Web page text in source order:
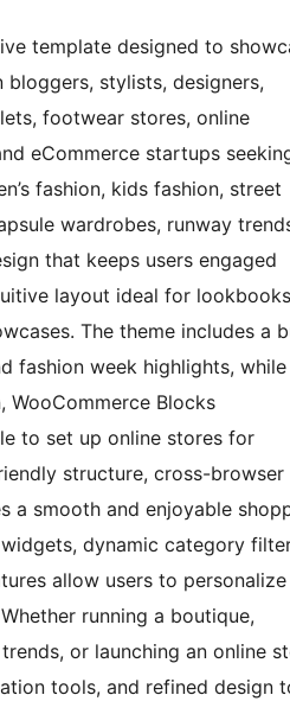
template designed to
stylists, designers,
footwear stores, online
eCommerce startups
fashion, kids fashion, street
wardrobes, runway
that keeps users engaged
layout ideal for
The theme includes a
fashion week highlights, while
WooCommerce Blocks
to set up online stores for
structure, cross-browser
a smooth and enjoyable
dynamic category
allow users to personalize
running a boutique,
or launching an online
tools, and refined design